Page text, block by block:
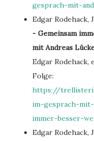
gesprach-mit-
Edgar Rodehack,
- Gemeinsam
mit Andreas
Edgar Rodehack,
Folge:
https://
im-gesprach-
immer-besser-
Edgar Rodehack,